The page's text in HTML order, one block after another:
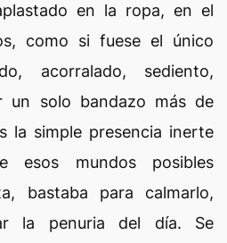
en la ropa, en el
como si fuese el único
acorralado, sediento,
un solo bandazo más de
la simple presencia inerte
esos mundos posibles
bastaba para calmarlo,
la penuria del día. Se